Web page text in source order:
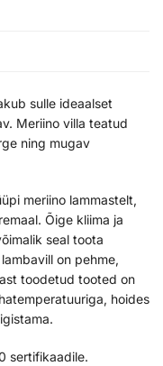
sulle ideaalset
Meriino villa teatud
ning mugav
meriino lammastelt,
Õige kliima ja
seal toota
on pehme,
toodetud tooted on
hoides
sertifikaadile.